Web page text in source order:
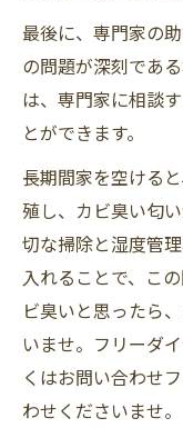
最後に、専門家の
の問題が深刻であ
は、専門家に相談
とができます。
長期間家を空ける
殖し、カビ臭い匂
切な掃除と湿度管
入れることで、こ
ビ臭いと思ったら
いませ。フリーダ
くはお問い合わせ
わせくださいませ。